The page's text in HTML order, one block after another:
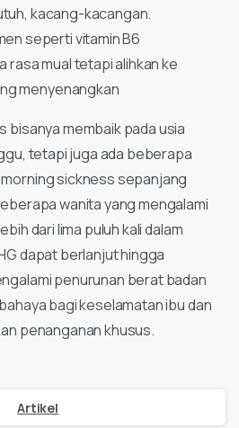
kacang-kacangan.
seperti vitamin B6
rasa mual tetapi alihkan ke
menyenangkan
bisanya membaik pada usia
tetapi juga ada beberapa
sickness sepanjang
wanita yang mengalami
dari lima puluh kali dalam
dapat berlanjut hingga
penurunan berat badan
bagi keselamatan ibu dan
penanganan khusus.
Artikel